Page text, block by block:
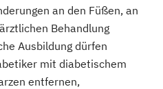
an den Füßen, an
Behandlung
Ausbildung dürfen
mit diabetischem
entfernen,